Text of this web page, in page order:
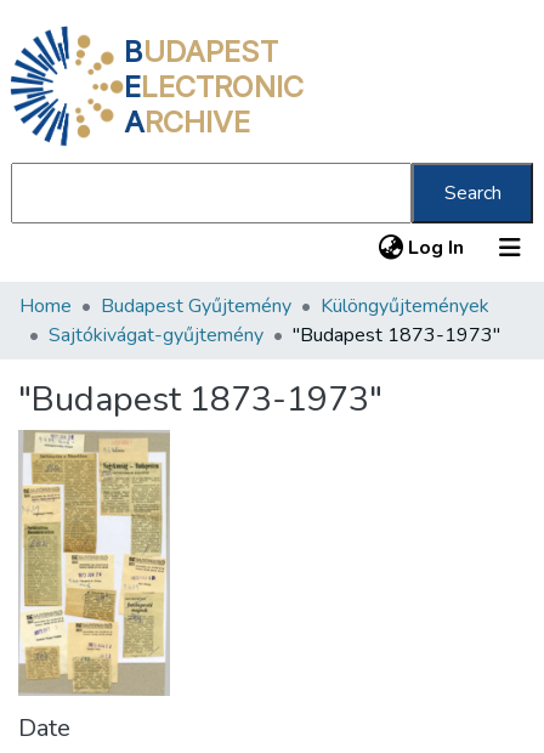
BUDAPEST
ELECTRONIC
ARCHIVE
Search
Log In (current)
Communities & Collections
Statistics
About us
Home Budapest Gyűjtemény
Különgyűjtemények
Sajtókivágat-gyűjtemény
"Budapest 1873-1973"
"Budapest 1873-1973"
Date